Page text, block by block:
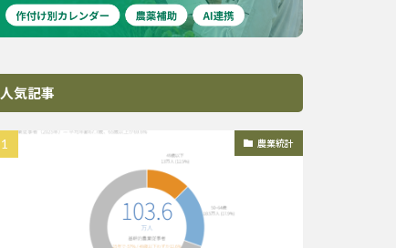
人気記事
農業統計